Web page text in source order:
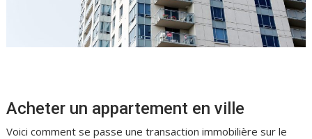
Acheter un appartement en ville
Voici comment se passe une transaction immobilière sur le